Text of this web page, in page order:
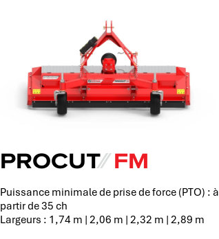
PROCUT⁄⁄ FM
Puissance minimale de prise de force (PTO) : à
partir de 35 ch
Largeurs : 1,74 m | 2,06 m | 2,32 m | 2,89 m